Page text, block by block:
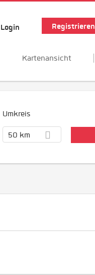
Login Registrieren
Kartenansicht
Umkreis
50 km